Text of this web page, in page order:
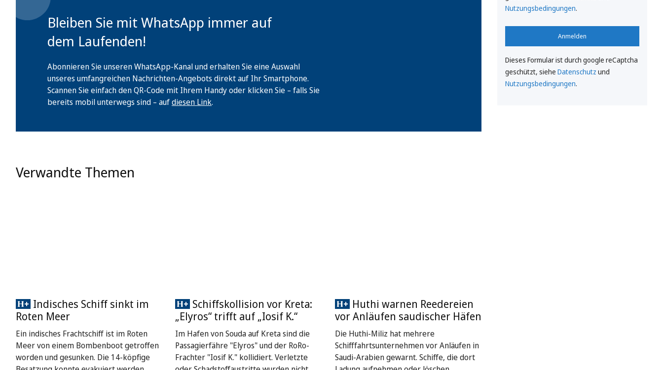
Bleiben Sie mit WhatsApp immer auf
dem Laufenden!
Abonnieren Sie unseren WhatsApp-Kanal und erhalten Sie eine Auswahl
unseres umfangreichen Nachrichten-Angebots direkt auf Ihr Smartphone.
Scannen Sie einfach den QR-Code mit Ihrem Handy oder klicken Sie – falls Sie
bereits mobil unterwegs sind – aufdiesen Link.
Verwandte Themen
Indisches Schiff sinkt im
Roten Meer
Ein indisches Frachtschiff ist im Roten
Meer von einem Bombenboot getroffen
worden und gesunken. Die 14-köpfige
Schiffskollision vor Kreta:
„Elyros“ trifft auf „Iosif K.“
Im Hafen von Souda auf Kreta sind die
Passagierfähre "Elyros" und der RoRo-
Frachter "Iosif K." kollidiert. Verletzte
Huthi warnen Reedereien
vor Anläufen saudischer Häfen
Die Huthi-Miliz hat mehrere
Schifffahrtsunternehmen vor Anläufen in
Saudi-Arabien gewarnt. Schiffe, die dort
Nutzungsbedingungen.
Anmelden
Dieses Formular ist durch google reCaptcha
geschützt, siehe Datenschutz und
Nutzungsbedingungen.